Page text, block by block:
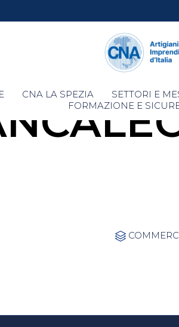
CNA LA SPEZIA SETTORI E
FORMAZIONE E
 Category